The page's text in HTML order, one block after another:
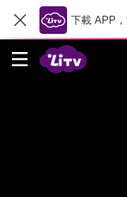
下載 APP